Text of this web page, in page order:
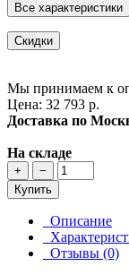
Все характеристики
Скидки
Мы принимаем к
Цена: 32 793 р.
Доставка по
На складе
+
−
Купить
Описание
Отзывы (0)